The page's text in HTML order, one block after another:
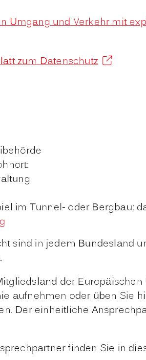
Umgang und Verkehr mit
zum Datenschutz
im Tunnel- oder Bergbau:
sind in jedem Bundesland
der
aufnehmen oder üben Sie
Der einheitliche
finden Sie in